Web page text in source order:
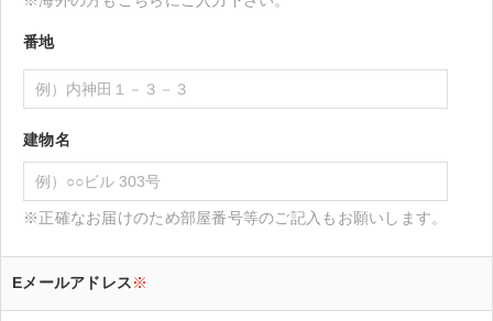
番地
建物名
※正確なお届けのため部屋番号等のご記入もお願いします。
Eメールアドレス※